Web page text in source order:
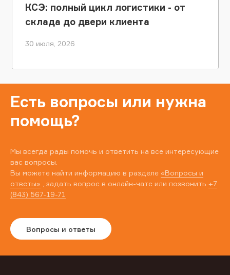
КСЭ: полный цикл логистики - от
склада до двери клиента
30 июля, 2026
Есть вопросы или нужна
помощь?
Мы всегда рады помочь и ответить на все интересующие
вас вопросы.
Вы можете найти информацию в разделе «Вопросы и
ответы» , задать вопрос в онлайн-чате или позвонить +7
(843) 567-19-71
Вопросы и ответы